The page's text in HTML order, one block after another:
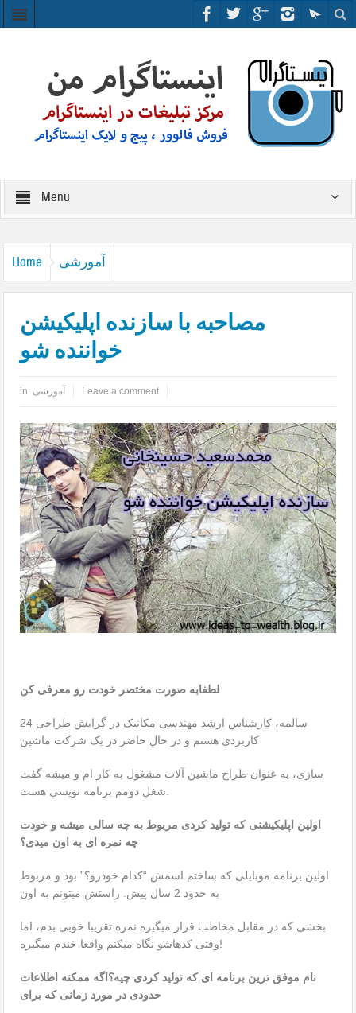
Menu
Home آمورشی
مصاحبه با سازنده اپلیکیشن
خواننده شو
in: آمورشی Leave a comment
لطفابه صورت مختصر خودت رو معرفی کن
24 سالمه، کارشناس ارشد مهندسی مکانیک در گرایش طراحی
سازی، به عنوان طراح ماشین آلات مشغول به کار ام و میشه گفت
شغل دومم برنامه نویسی هست.
اولین اپلیکیشنی که تولید کردی مربوط به چه سالی میشه و خودت
چه نمره ای به اون میدی؟
اولین برنامه موبایلی که ساختم اسمش “کدام خودرو؟” بود و مربوط
بخشی که در مقابل مخاطب قرار میگیره نمره تقریبا خوبی بدم، اما
وقتی کدهاشو نگاه میکنم واقعا خندم میگیره!
نام موفق ترین برنامه ای که تولید کردی چیه؟اگه ممکنه اطلاعات
حدودی در مورد زمانی که برای